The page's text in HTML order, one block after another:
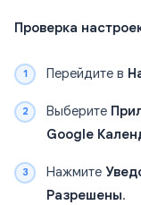
Проверка
Перейдите в
Выберите
Google
Нажмите
Разрешены.